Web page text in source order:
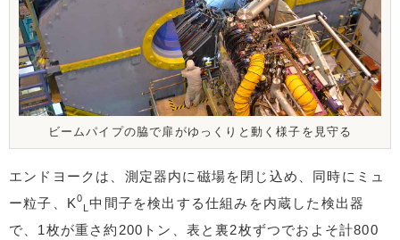
ビームパイプの脇で扉がゆっくりと動く様子を見守る
エンドヨークは、測定器内に磁場を閉じ込め、同時にミュ
ー粒子、K0
L中間子を検出する仕組みを内蔵した検出器
で、1枚が重さ約200トン、表と裏2枚ずつでおよそ計800